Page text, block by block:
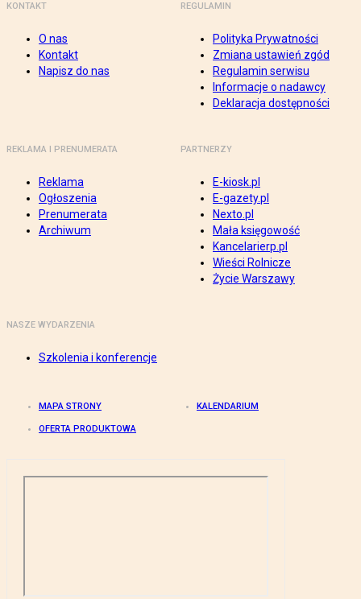
KONTAKT
O nas
Kontakt
Napisz do nas
REGULAMIN
Polityka Prywatności
Zmiana ustawień zgód
Regulamin serwisu
Informacje o nadawcy
Deklaracja dostępności
REKLAMA I PRENUMERATA
Reklama
Ogłoszenia
Prenumerata
Archiwum
PARTNERZY
E-kiosk.pl
E-gazety.pl
Nexto.pl
Mała księgowość
Kancelarierp.pl
Wieści Rolnicze
Życie Warszawy
NASZE WYDARZENIA
Szkolenia i konferencje
MAPA STRONY KALENDARIUM
OFERTA PRODUKTOWA